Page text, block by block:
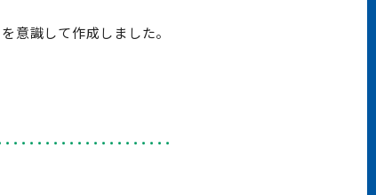
を意識して作成しました。